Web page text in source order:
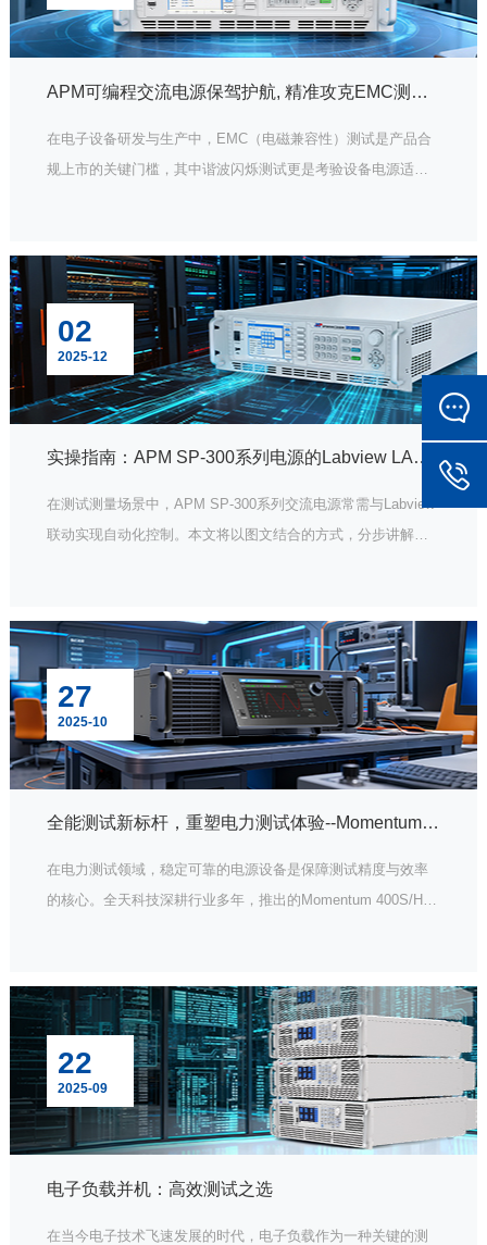
APM可编程交流电源保驾护航, 精准攻克EMC测试难题
在电子设备研发与生产中，EMC（电磁兼容性）测试是产品合
规上市的关键门槛，其中谐波闪烁测试更是考验设备电源适应
伴。
02
2025-12
实操指南：APM SP-300系列电源的Labview LAN通信配置
在测试测量场景中，APM SP-300系列交流电源常需与Labview
联动实现自动化控制。本文将以图文结合的方式，分步讲解如
27
2025-10
全能测试新标杆，重塑电力测试体验--Momentum 400S/H系列可编程交流电源
在电力测试领域，稳定可靠的电源设备是保障测试精度与效率
的核心。全天科技深耕行业多年，推出的Momentum 400S/H系
22
2025-09
电子负载并机：高效测试之选
在当今电子技术飞速发展的时代，电子负载作为一种关键的测